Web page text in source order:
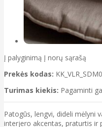
Į palyginimą Į norų sąrašą
Prekės kodas:
Turimas kiekis: Pagaminti
Patogūs, lengvi, dideli mėlyni
interjero akcentas, praturtis ir